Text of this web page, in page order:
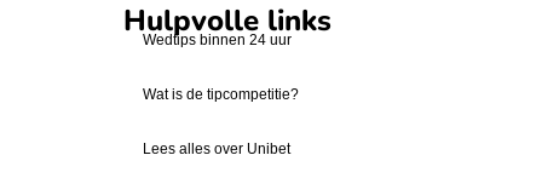
Hulpvolle links
Wedtips binnen 24 uur
Wat is de tipcompetitie?
Lees alles over Unibet